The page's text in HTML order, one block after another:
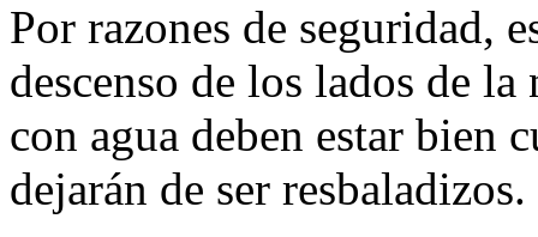
Por razones de seguridad,
descenso de los lados de
con agua deben estar bien
dejarán de ser resbaladizos.